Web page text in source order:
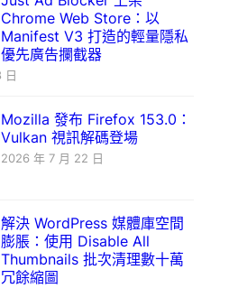
Chrome Web Store：以
Manifest V3 打造的輕量隱私
優先廣告攔截器
日
Mozilla 發布 Firefox 153.0：
Vulkan 視訊解碼登場
2026 年 7 月 22 日
解決 WordPress 媒體庫空間
膨脹：使用 Disable All
Thumbnails 批次清理數十萬
冗餘縮圖